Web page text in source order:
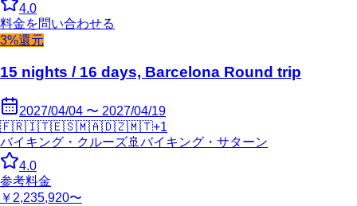
4.0
料金を問い合わせる
3%還元
15 nights / 16 days, Barcelona Round trip
2027/04/04 〜 2027/04/19
🇫🇷🇮🇹🇪🇸🇲🇦🇩🇿🇲🇹+1
バイキング・クルーズ🚢 バイキング・サターン
4.0
参考料金
￥2,235,920〜